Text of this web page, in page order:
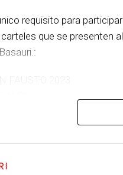
requisito para
que se presenten